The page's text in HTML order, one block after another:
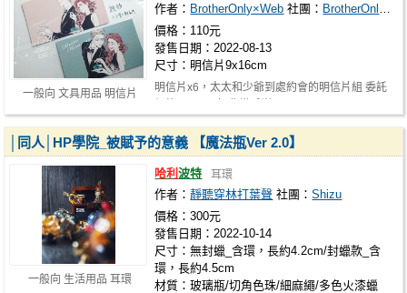
一般向 文具用品 明信片
作者： BrotherOnly×Web 社團： BrotherOnly×Web
價格：110元
發售日期：2022-08-13
尺寸：明信片9x16cm
明信片x6，太太和少爺到處約會的明信片組 委託
一般向 生活用品 耳環
│同人│HP學院_被賦予的意義 【魔法瓶Ver 2.0】
哈利波特 耳環
作者：靜聽穿林打葉聲 社團：Shizu
價格：300元
發售日期：2022-10-14
尺寸：無封蠟_含環，長約4.2cm/封蠟款_含
環，長約4.5cm
材質：玻璃瓶/切角色珠/細麻繩/多色火漆蠟